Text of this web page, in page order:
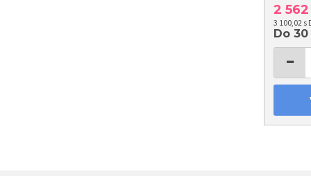
2 562
3 100,02 s
Do
−